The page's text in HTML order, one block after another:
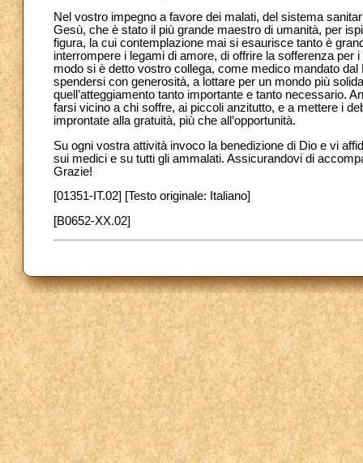
Nel vostro impegno a favore dei malati, del sistema
Gesù, che è stato il più grande maestro di umanità, per
figura, la cui contemplazione mai si esaurisce tanto è
interrompere i legami di amore, di offrire la sofferenza per
modo si è detto vostro collega, come medico mandato
spendersi con generosità, a lottare per un mondo più
quell’atteggiamento tanto importante e tanto necessario.
farsi vicino a chi soffre, ai piccoli anzitutto, e a mettere i
improntate alla gratuità, più che all’opportunità.
Su ogni vostra attività invoco la benedizione di Dio e vi
sui medici e su tutti gli ammalati. Assicurandovi di
Grazie!
[01351-IT.02] [Testo originale: Italiano]
[B0652-XX.02]